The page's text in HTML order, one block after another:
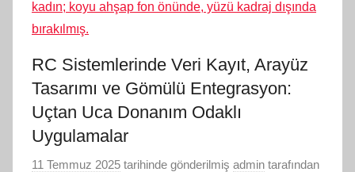
RC Sistemlerinde Veri Kayıt, Arayüz
Tasarımı ve Gömülü Entegrasyon:
Uçtan Uca Donanım Odaklı
Uygulamalar
11 Temmuz 2025 tarihinde gönderilmiş admin tarafından